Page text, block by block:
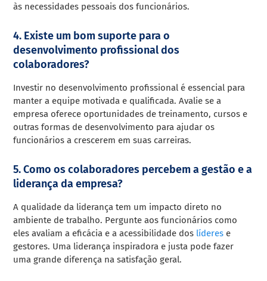
às necessidades pessoais dos funcionários.
4. Existe um bom suporte para o
desenvolvimento profissional dos
colaboradores?
Investir no desenvolvimento profissional é essencial para
manter a equipe motivada e qualificada. Avalie se a
empresa oferece oportunidades de treinamento, cursos e
outras formas de desenvolvimento para ajudar os
funcionários a crescerem em suas carreiras.
5. Como os colaboradores percebem a gestão e a
liderança da empresa?
A qualidade da liderança tem um impacto direto no
ambiente de trabalho. Pergunte aos funcionários como
eles avaliam a eficácia e a acessibilidade dos líderes e
gestores. Uma liderança inspiradora e justa pode fazer
uma grande diferença na satisfação geral.